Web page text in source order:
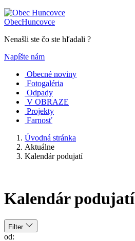
ObecHuncovce
Nenašli ste čo ste hľadali ?
Napíšte nám
Obecné noviny
Fotogaléria
Odpady
V OBRAZE
Projekty
Farnosť
Úvodná stránka
Aktuálne
Kalendár podujatí
Kalendár podujatí
Filter
od: